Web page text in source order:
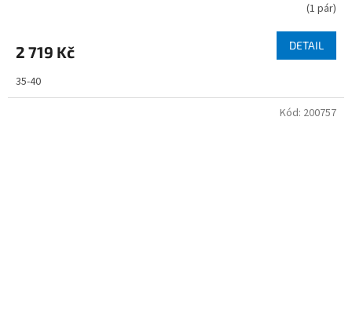
(1 pár)
2 719 Kč DETAIL
35-40
Kód: 200757